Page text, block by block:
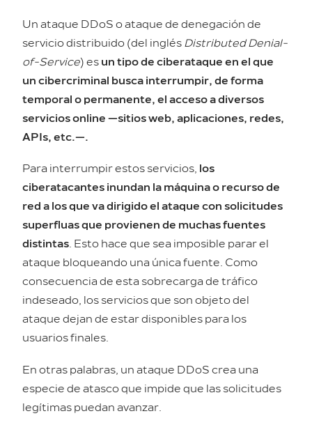
Un ataque DDoS o ataque de denegación de
servicio distribuido (del inglés Distributed Denial-
of-Service) es un tipo de ciberataque en el que
un cibercriminal busca interrumpir, de forma
temporal o permanente, el acceso a diversos
servicios online —sitios web, aplicaciones, redes,
APIs, etc.—.
Para interrumpir estos servicios, los
ciberatacantes inundan la máquina o recurso de
red a los que va dirigido el ataque con solicitudes
superfluas que provienen de muchas fuentes
distintas. Esto hace que sea imposible parar el
ataque bloqueando una única fuente. Como
consecuencia de esta sobrecarga de tráfico
indeseado, los servicios que son objeto del
ataque dejan de estar disponibles para los
usuarios finales.
En otras palabras, un ataque DDoS crea una
especie de atasco que impide que las solicitudes
legítimas puedan avanzar.